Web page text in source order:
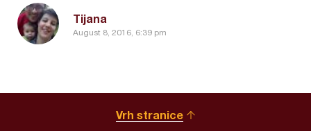
Tijana
August 8, 2016, 6:39 pm
Vrh stranice